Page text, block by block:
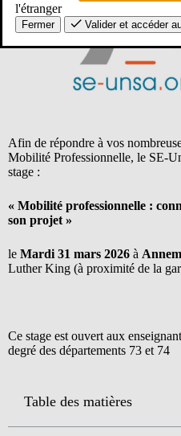
Afin de répondre à vos
Mobilité Professionnelle, le SE-
stage :
« Mobilité professionnelle :
son projet »
le Mardi 31 mars 2026 à
Luther King (à proximité de la
Ce stage est ouvert aux
degré des départements 73 et 74
Table des matières
l'étranger
Fermer Valider et accéder